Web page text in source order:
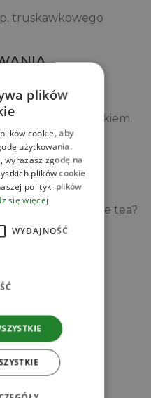
truskawkowego
z instrukcją
wymieszaj ją z sokiem.
do wystudzenia.
i uzupełnij
bubble tea?
do bubble tea
produkty
plików
cookie, aby
użytkowania.
wyrażasz zgodę na
plików cookie
polityki plików
się więcej
WYDAJNOŚĆ